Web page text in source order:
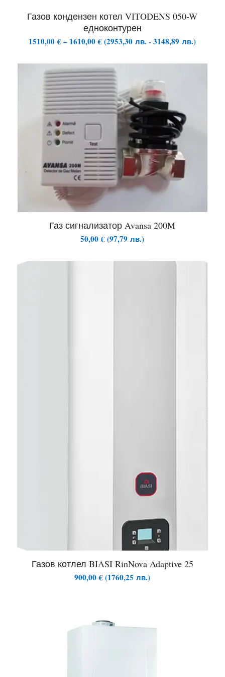
Газов кондензен котел VITODENS 050-W
едноконтурен
1510,00€ – 1610,00€Price
1510,00 €
through
1610,00 €
(2953,30лв. -3148,89лв.)
Газ сигнализатор Avansa 200M
50,00€ (97,79лв.)
Газов котлел BIASI RinNova Adaptive 25
900,00€ (1760,25лв.)